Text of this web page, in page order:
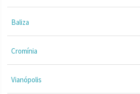
Baliza
Cromínia
Vianópolis